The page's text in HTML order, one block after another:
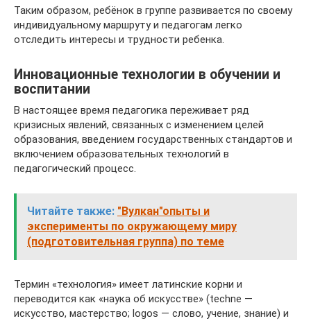
Таким образом, ребёнок в группе развивается по своему
индивидуальному маршруту и педагогам легко
отследить интересы и трудности ребенка.
Инновационные технологии в обучении и
воспитании
В настоящее время педагогика переживает ряд
кризисных явлений, связанных с изменением целей
образования, введением государственных стандартов и
включением образовательных технологий в
педагогический процесс.
Читайте также: "Вулкан"опыты и
эксперименты по окружающему миру
(подготовительная группа) по теме
Термин «технология» имеет латинские корни и
переводится как «наука об искусстве» (techne —
искусство, мастерство; logos — слово, учение, знание) и